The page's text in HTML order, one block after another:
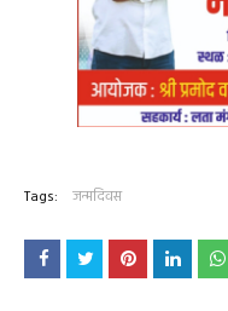
Tags: जन्मदिवस